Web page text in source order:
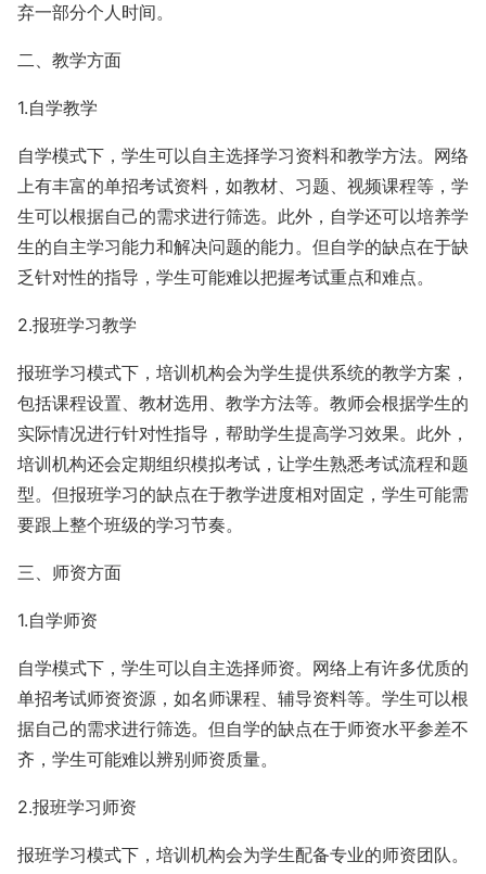
弃一部分个人时间。
二、教学方面
1.自学教学
自学模式下，学生可以自主选择学习资料和教学方法。网络
上有丰富的单招考试资料，如教材、习题、视频课程等，学
生可以根据自己的需求进行筛选。此外，自学还可以培养学
生的自主学习能力和解决问题的能力。但自学的缺点在于缺
乏针对性的指导，学生可能难以把握考试重点和难点。
2.报班学习教学
报班学习模式下，培训机构会为学生提供系统的教学方案，
包括课程设置、教材选用、教学方法等。教师会根据学生的
实际情况进行针对性指导，帮助学生提高学习效果。此外，
培训机构还会定期组织模拟考试，让学生熟悉考试流程和题
型。但报班学习的缺点在于教学进度相对固定，学生可能需
要跟上整个班级的学习节奏。
三、师资方面
1.自学师资
自学模式下，学生可以自主选择师资。网络上有许多优质的
单招考试师资资源，如名师课程、辅导资料等。学生可以根
据自己的需求进行筛选。但自学的缺点在于师资水平参差不
齐，学生可能难以辨别师资质量。
2.报班学习师资
报班学习模式下，培训机构会为学生配备专业的师资团队。